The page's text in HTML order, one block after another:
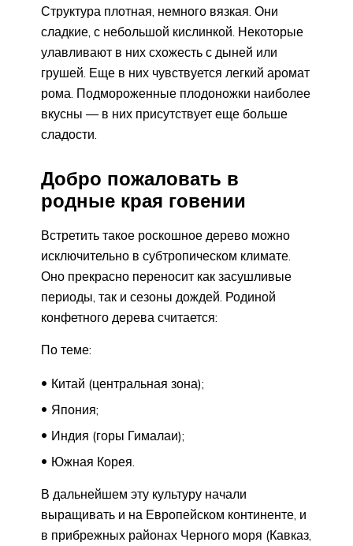
Структура плотная, немного вязкая. Они
сладкие, с небольшой кислинкой. Некоторые
улавливают в них схожесть с дыней или
грушей. Еще в них чувствуется легкий аромат
рома. Подмороженные плодоножки наиболее
вкусны — в них присутствует еще больше
сладости.
Добро пожаловать в
родные края говении
Встретить такое роскошное дерево можно
исключительно в субтропическом климате.
Оно прекрасно переносит как засушливые
периоды, так и сезоны дождей. Родиной
конфетного дерева считается:
По теме:
Китай (центральная зона);
Япония;
Индия (горы Гималаи);
Южная Корея.
В дальнейшем эту культуру начали
выращивать и на Европейском континенте, и
в прибрежных районах Черного моря (Кавказ,